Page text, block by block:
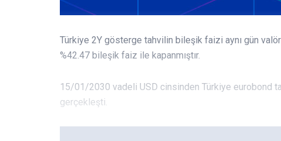
Türkiye 2Y gösterge tahvilin bileşik faizi aynı gün
%42.47 bileşik faiz ile kapanmıştır.
15/01/2030 vadeli USD cinsinden Türkiye eurobond
gerçekleşti.